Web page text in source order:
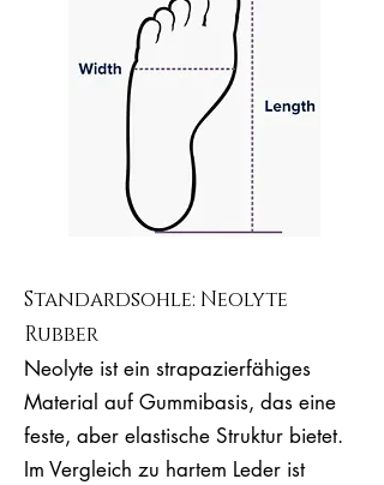
Standardsohle: Neolyte
Rubber
Neolyte ist ein strapazierfähiges
Material auf Gummibasis, das eine
feste, aber elastische Struktur bietet.
Im Vergleich zu hartem Leder ist